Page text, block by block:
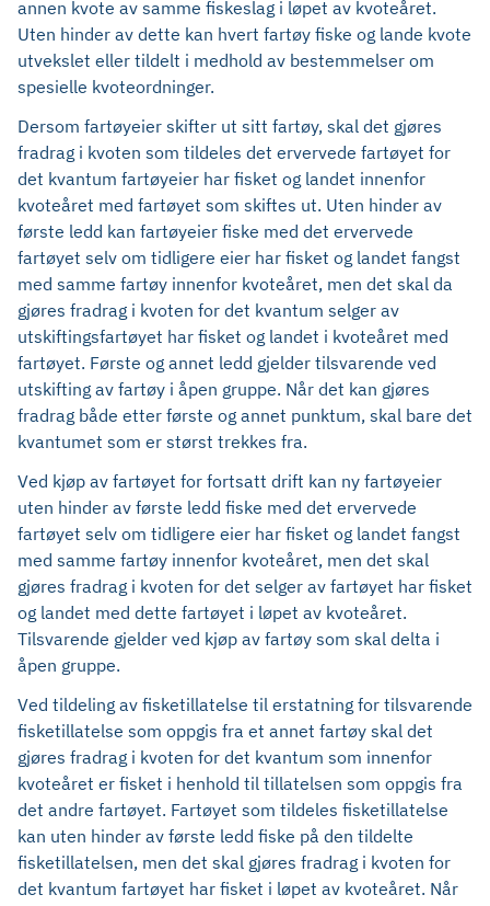
annen kvote av samme fiskeslag i løpet av kvoteåret.
Uten hinder av dette kan hvert fartøy fiske og lande kvote
utvekslet eller tildelt i medhold av bestemmelser om
spesielle kvoteordninger.
Dersom fartøyeier skifter ut sitt fartøy, skal det gjøres
fradrag i kvoten som tildeles det ervervede fartøyet for
det kvantum fartøyeier har fisket og landet innenfor
kvoteåret med fartøyet som skiftes ut. Uten hinder av
første ledd kan fartøyeier fiske med det ervervede
fartøyet selv om tidligere eier har fisket og landet fangst
med samme fartøy innenfor kvoteåret, men det skal da
gjøres fradrag i kvoten for det kvantum selger av
utskiftingsfartøyet har fisket og landet i kvoteåret med
fartøyet. Første og annet ledd gjelder tilsvarende ved
utskifting av fartøy i åpen gruppe. Når det kan gjøres
fradrag både etter første og annet punktum, skal bare det
kvantumet som er størst trekkes fra.
Ved kjøp av fartøyet for fortsatt drift kan ny fartøyeier
uten hinder av første ledd fiske med det ervervede
fartøyet selv om tidligere eier har fisket og landet fangst
med samme fartøy innenfor kvoteåret, men det skal
gjøres fradrag i kvoten for det selger av fartøyet har fisket
og landet med dette fartøyet i løpet av kvoteåret.
Tilsvarende gjelder ved kjøp av fartøy som skal delta i
åpen gruppe.
Ved tildeling av fisketillatelse til erstatning for tilsvarende
fisketillatelse som oppgis fra et annet fartøy skal det
gjøres fradrag i kvoten for det kvantum som innenfor
kvoteåret er fisket i henhold til tillatelsen som oppgis fra
det andre fartøyet. Fartøyet som tildeles fisketillatelse
kan uten hinder av første ledd fiske på den tildelte
fisketillatelsen, men det skal gjøres fradrag i kvoten for
det kvantum fartøyet har fisket i løpet av kvoteåret. Når